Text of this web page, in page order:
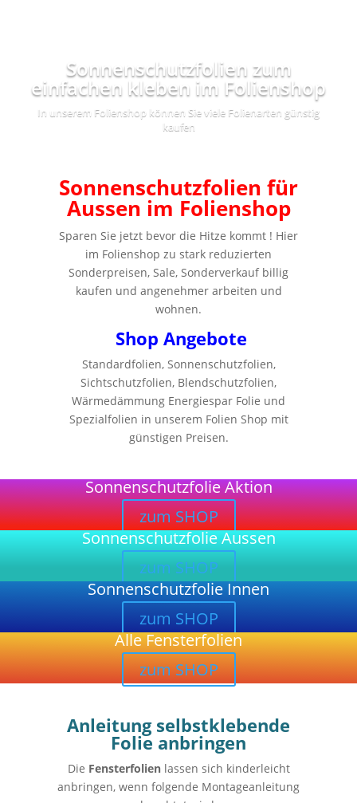
Sonnenschutzfolien zum
einfachen kleben im Folienshop
In unserem Folienshop können Sie viele Folienarten günstig
kaufen
Sonnenschutzfolien für
Aussen im Folienshop
Sparen Sie jetzt bevor die Hitze kommt ! Hier
im Folienshop zu stark reduzierten
Sonderpreisen, Sale, Sonderverkauf billig
kaufen und angenehmer arbeiten und
wohnen.
Shop Angebote
Standardfolien, Sonnenschutzfolien,
Sichtschutzfolien, Blendschutzfolien,
Wärmedämmung Energiespar Folie und
Spezialfolien in unserem Folien Shop mit
günstigen Preisen.
Sonnenschutzfolie Aktion
zum SHOP
Sonnenschutzfolie Aussen
zum SHOP
Sonnenschutzfolie Innen
zum SHOP
Alle Fensterfolien
zum SHOP
Anleitung selbstklebende
Folie anbringen
Die Fensterfolienlassen sich kinderleicht
anbringen, wenn folgende Montageanleitung